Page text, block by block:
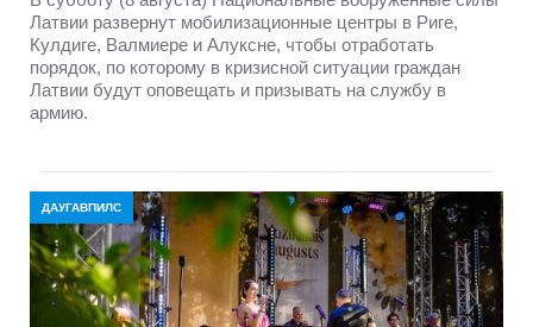
Латвии развернут мобилизационные центры в Риге,
Кулдиге, Валмиере и Алуксне, чтобы отработать
порядок, по которому в кризисной ситуации граждан
Латвии будут оповещать и призывать на службу в
армию.
ДАУГАВПИЛС